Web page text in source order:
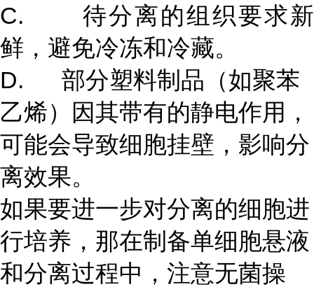
C. 待分离的组织要求新
鲜，避免冷冻和冷藏。
D. 部分塑料制品（如聚苯
乙烯）因其带有的静电作用，
可能会导致细胞挂壁，影响分
离效果。
如果要进一步对分离的细胞进
行培养，那在制备单细胞悬液
和分离过程中，注意无菌操